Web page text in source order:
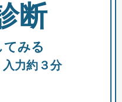
示
出資
断
みる
入力約３分